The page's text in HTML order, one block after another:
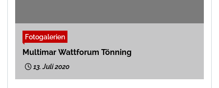
Fotogalerien
Multimar Wattforum Tönning
13. Juli 2020